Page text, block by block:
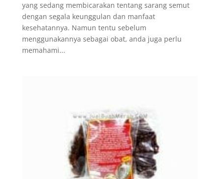
yang sedang membicarakan tentang sarang semut
dengan segala keunggulan dan manfaat
kesehatannya. Namun tentu sebelum
menggunakannya sebagai obat, anda juga perlu
memahami...